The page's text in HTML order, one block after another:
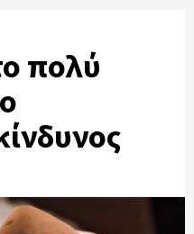
πολύ